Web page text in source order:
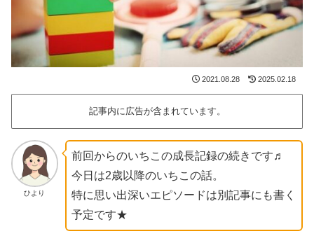
2021.08.28 2025.02.18
記事内に広告が含まれています。
ひより
前回からのいちこの成長記録の続きです♬
今日は2歳以降のいちこの話。
特に思い出深いエピソードは別記事にも書く
予定です★